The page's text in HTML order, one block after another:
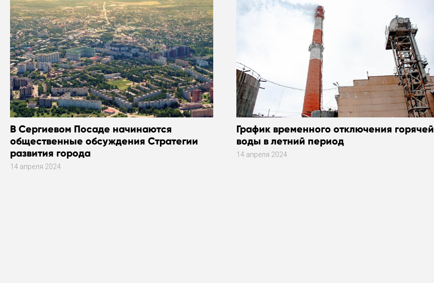
В Сергиевом Посаде начинаются
общественные обсуждения Стратегии
развития города
14 апреля 2024
График временного отключения горячей
воды в летний период
14 апреля 2024